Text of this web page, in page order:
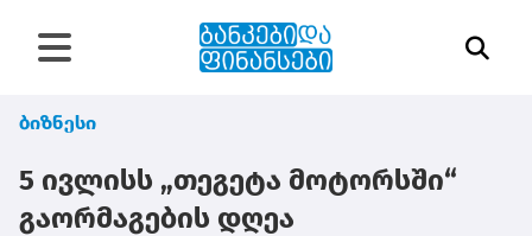
ბიზნესი
5 ივლისს „თეგეტა მოტორსში“
გაორმაგების დღეა